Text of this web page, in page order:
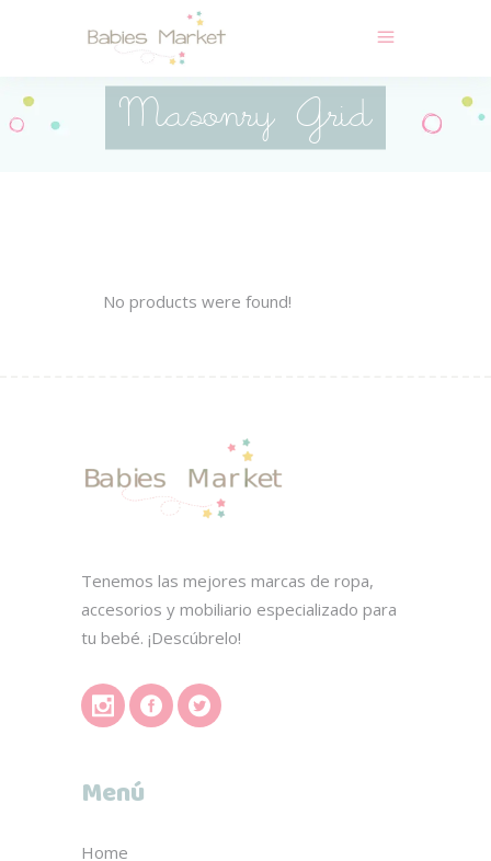
Masonry Grid
No products were found!
Tenemos las mejores marcas de ropa,
accesorios y mobiliario especializado para
tu bebé. ¡Descúbrelo!
Menú
Home